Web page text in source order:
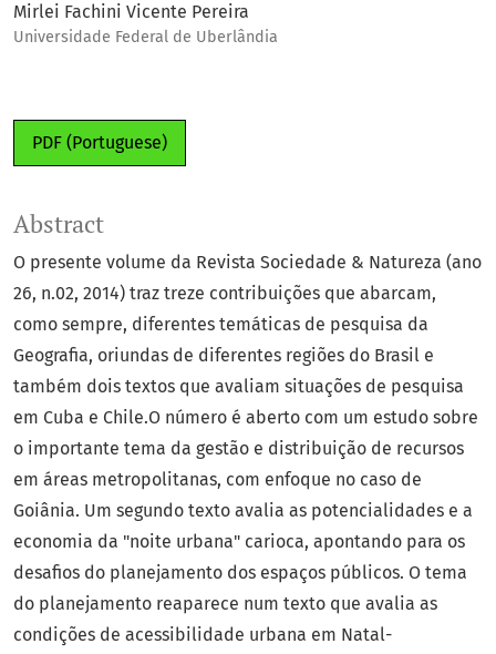
Mirlei Fachini Vicente Pereira
Universidade Federal de Uberlândia
PDF (Portuguese)
Abstract
O presente volume da Revista Sociedade & Natureza (ano
26, n.02, 2014) traz treze contribuições que abarcam,
como sempre, diferentes temáticas de pesquisa da
Geografia, oriundas de diferentes regiões do Brasil e
também dois textos que avaliam situações de pesquisa
em Cuba e Chile.O número é aberto com um estudo sobre
o importante tema da gestão e distribuição de recursos
em áreas metropolitanas, com enfoque no caso de
Goiânia. Um segundo texto avalia as potencialidades e a
economia da "noite urbana" carioca, apontando para os
desafios do planejamento dos espaços públicos. O tema
do planejamento reaparece num texto que avalia as
condições de acessibilidade urbana em Natal-